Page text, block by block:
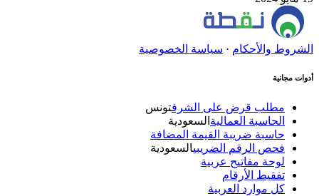
الشروط والأحكام· سياسة الخصوصية
أدوات مجانية
مطلب قرض على الشرف تونس
الحاسبة العماليةالسعودية
حاسبة ضريبة القيمة المضافة
فحص الرقم الضريبيالسعودية
لوحة مفاتيح عربية
تفقيط الأرقام
كل موارد العربية